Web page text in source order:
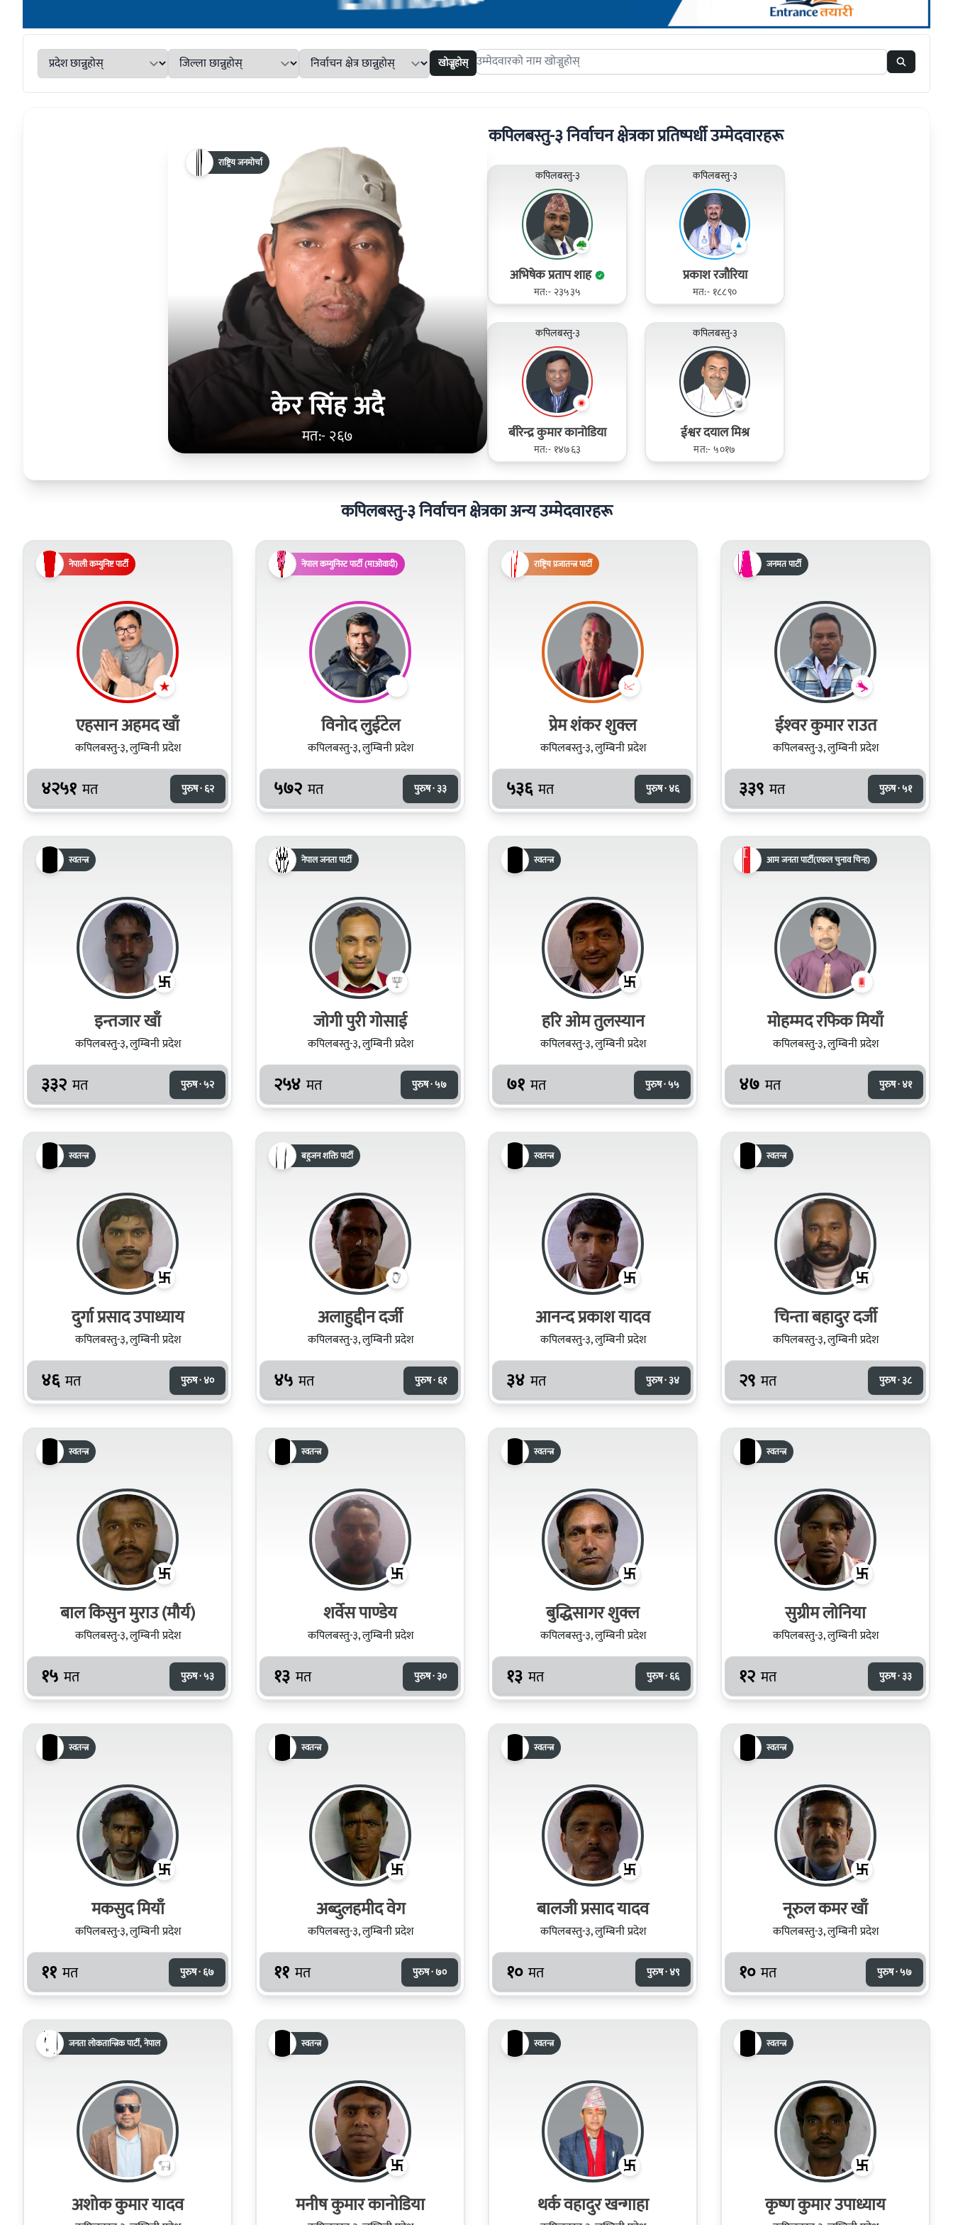
खोज्नुहोस् Search candidates
केर सिंह अदै
मत:- २६७
राष्ट्रिय जनमोर्चा
कपिलबस्तु-३ निर्वाचन क्षेत्रका प्रतिष्पर्धी उम्मेदवारहरू
कपिलबस्तु-३
अभिषेक प्रताप शाह
मत:- २३५३५
कपिलबस्तु-३
प्रकाश रजौरिया
मत:- १८८९०
कपिलबस्तु-३
बीरेन्द्र कुमार कानोडिया
मत:- १४७६३
कपिलबस्तु-३
ईश्वर दयाल मिश्र
मत:- ५०१७
कपिलबस्तु-३ निर्वाचन क्षेत्रका अन्य उम्मेदवारहरू
नेपाली कम्युनिष्ट पार्टी
एहसान अहमद खाँ
कपिलबस्तु-३, लुम्बिनी प्रदेश
४२५१ मत पुरुष · ६२
नेपाल कम्युनिस्ट पार्टी (माओवादी)
विनोद लुईटेल
कपिलबस्तु-३, लुम्बिनी प्रदेश
५७२ मत पुरुष · ३३
राष्ट्रिय प्रजातन्त्र पार्टी
प्रेम शंकर शुक्ल
कपिलबस्तु-३, लुम्बिनी प्रदेश
५३६ मत पुरुष · ४६
जनमत पार्टी
ईश्‍वर कुमार राउत
कपिलबस्तु-३, लुम्बिनी प्रदेश
३३९ मत पुरुष · ५१
स्वतन्त्र
इन्तजार खाँ
कपिलबस्तु-३, लुम्बिनी प्रदेश
३३२ मत पुरुष · ५२
नेपाल जनता पार्टी
जोगी पुरी गोसाई
कपिलबस्तु-३, लुम्बिनी प्रदेश
२५४ मत पुरुष · ५७
स्वतन्त्र
हरि ओम तुलस्यान
कपिलबस्तु-३, लुम्बिनी प्रदेश
७१ मत पुरुष · ५५
आम जनता पार्टी(एकल चुनाव चिन्ह)
मोहम्मद रफिक मियाँ
कपिलबस्तु-३, लुम्बिनी प्रदेश
४७ मत पुरुष · ४१
स्वतन्त्र
दुर्गा प्रसाद उपाध्याय
कपिलबस्तु-३, लुम्बिनी प्रदेश
४६ मत पुरुष · ४०
बहुजन शक्ति पार्टी
अलाहुद्दीन दर्जी
कपिलबस्तु-३, लुम्बिनी प्रदेश
४५ मत पुरुष · ६१
स्वतन्त्र
आनन्द प्रकाश यादव
कपिलबस्तु-३, लुम्बिनी प्रदेश
३४ मत पुरुष · ३४
स्वतन्त्र
चिन्ता बहादुर दर्जी
कपिलबस्तु-३, लुम्बिनी प्रदेश
२९ मत पुरुष · ३८
स्वतन्त्र
बाल किसुन मुराउ (मौर्य)
कपिलबस्तु-३, लुम्बिनी प्रदेश
१५ मत पुरुष · ५३
स्वतन्त्र
शर्वेस पाण्डेय
कपिलबस्तु-३, लुम्बिनी प्रदेश
१३ मत पुरुष · ३०
स्वतन्त्र
बुद्धिसागर शुक्ल
कपिलबस्तु-३, लुम्बिनी प्रदेश
१३ मत पुरुष · ६६
स्वतन्त्र
सुग्रीम लोनिया
कपिलबस्तु-३, लुम्बिनी प्रदेश
१२ मत पुरुष · ३३
स्वतन्त्र
मकसुद मियाँ
कपिलबस्तु-३, लुम्बिनी प्रदेश
११ मत पुरुष · ६७
स्वतन्त्र
अब्दुलहमीद वेग
कपिलबस्तु-३, लुम्बिनी प्रदेश
११ मत पुरुष · ७०
स्वतन्त्र
बालजी प्रसाद यादव
कपिलबस्तु-३, लुम्बिनी प्रदेश
१० मत पुरुष · ४९
स्वतन्त्र
नूरुल कमर खाँ
कपिलबस्तु-३, लुम्बिनी प्रदेश
१० मत पुरुष · ५७
जनता लोकतान्त्रिक पार्टी, नेपाल
अशोक कुमार यादव
स्वतन्त्र
मनीष कुमार कानोडिया
स्वतन्त्र
थर्क वहादुर खन्गाहा
स्वतन्त्र
कृष्ण कुमार उपाध्याय